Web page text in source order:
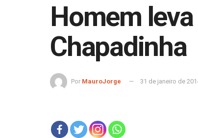
Homem
Chapadinha
Por MauroJorge 31 de janeiro de